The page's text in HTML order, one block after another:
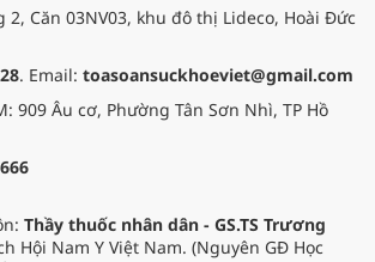
2, Căn 03NV03, khu đô thị Lideco, Hoài Đức
. Email: toasoansuckhoeviet@gmail.com
909 Âu cơ, Phường Tân Sơn Nhì, TP Hồ
Thầy thuốc nhân dân - GS.TS Trương
Hội Nam Y Việt Nam. (Nguyên GĐ Học